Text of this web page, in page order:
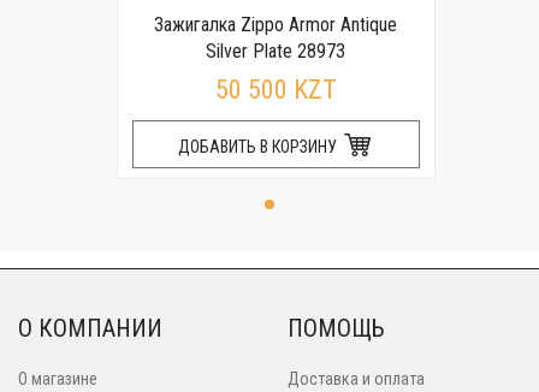
Зажигалка Zippo Armor Antique
Silver Plate 28973
50 500 KZT
ДОБАВИТЬ В КОРЗИНУ
О КОМПАНИИ
О магазине
ПОМОЩЬ
Доставка и оплата